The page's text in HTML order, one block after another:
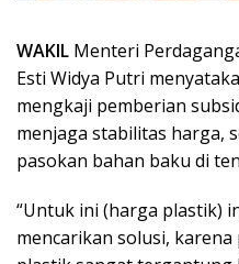
WAKIL Menteri
Esti Widya Putri
mengkaji pemberian
menjaga stabilitas harga,
pasokan bahan baku di
“Untuk ini (harga plastik)
mencarikan solusi,